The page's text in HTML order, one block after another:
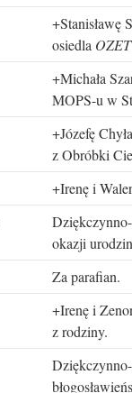
+Stanisławę
osiedla OZET
+Michała
MOPS-u w
+Józefę
z Obróbki
+Irenę i
okazji
Za parafian.
+Irenę i
z rodziny.